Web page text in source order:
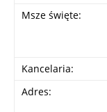
Msze święte:
Kancelaria:
Adres: